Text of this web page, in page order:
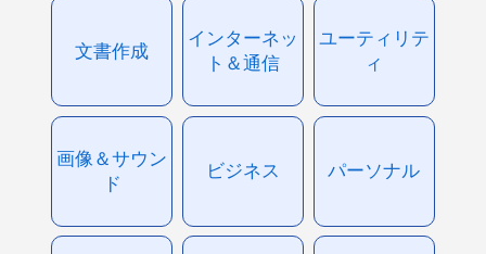
文書作成
インターネッ
ト＆通信
ユーティリテ
ィ
画像＆サウン
ド
ビジネス パーソナル